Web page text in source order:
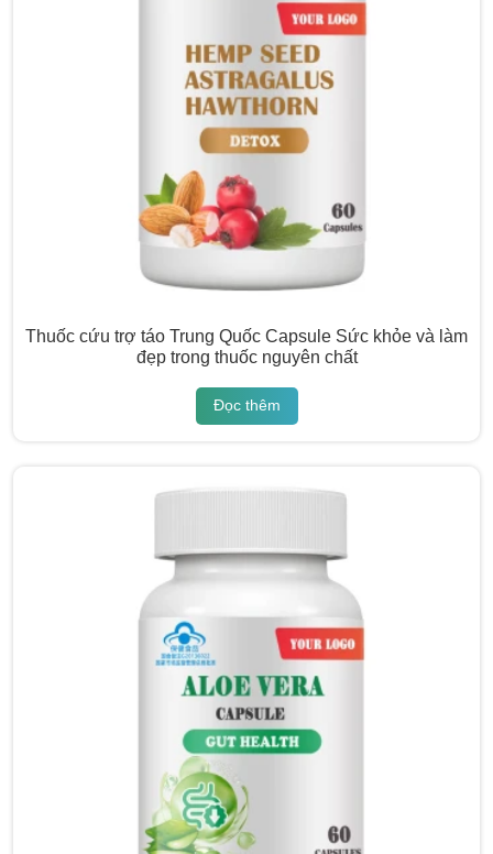
Thuốc cứu trợ táo Trung Quốc Capsule Sức khỏe và làm
đẹp trong thuốc nguyên chất
Đọc thêm